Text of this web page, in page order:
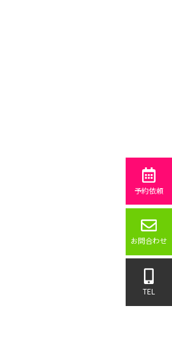
予約依頼
お問合わせ
TEL